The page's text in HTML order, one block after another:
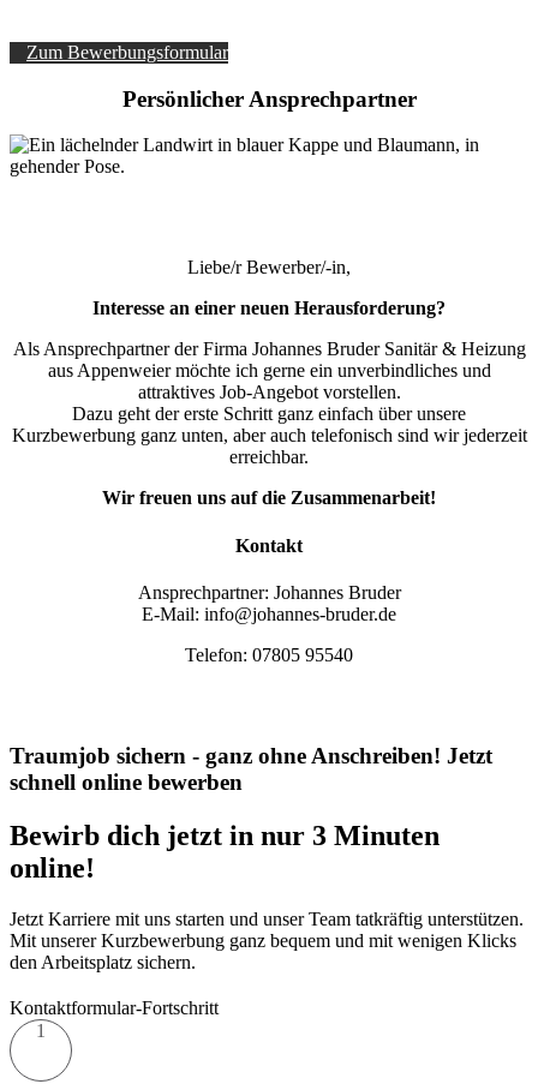
Zum Bewerbungsformular
Persönlicher Ansprechpartner
Liebe/r Bewerber/-in,
Interesse an einer neuen Herausforderung?
Als Ansprechpartner der Firma Johannes Bruder Sanitär & Heizung
aus Appenweier möchte ich gerne ein unverbindliches und
attraktives Job-Angebot vorstellen.
Dazu geht der erste Schritt ganz einfach über unsere
Kurzbewerbung ganz unten, aber auch telefonisch sind wir jederzeit
erreichbar.
Wir freuen uns auf die Zusammenarbeit!
Kontakt
Ansprechpartner: Johannes Bruder
E-Mail: info@johannes-bruder.de
Telefon: 07805 95540
Traumjob sichern - ganz ohne Anschreiben! Jetzt
schnell online bewerben
Bewirb dich jetzt in nur 3 Minuten
online!
Jetzt Karriere mit uns starten und unser Team tatkräftig unterstützen.
Mit unserer Kurzbewerbung ganz bequem und mit wenigen Klicks
den Arbeitsplatz sichern.
Kontaktformular-Fortschritt
1